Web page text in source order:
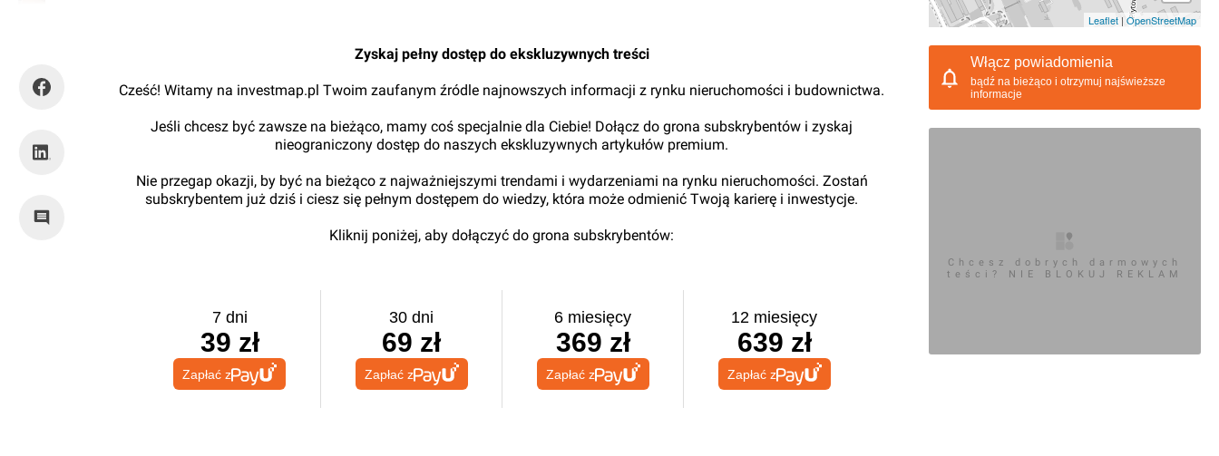
Leaflet | OpenStreetMap
Zyskaj pełny dostęp do ekskluzywnych treści
Cześć! Witamy na investmap.pl Twoim zaufanym źródle najnowszych informacji z rynku nieruchomości i budownictwa.
Jeśli chcesz być zawsze na bieżąco, mamy coś specjalnie dla Ciebie! Dołącz do grona subskrybentów i zyskaj
nieograniczony dostęp do naszych ekskluzywnych artykułów premium.
Nie przegap okazji, by być na bieżąco z najważniejszymi trendami i wydarzeniami na rynku nieruchomości. Zostań
subskrybentem już dziś i ciesz się pełnym dostępem do wiedzy, która może odmienić Twoją karierę i inwestycje.
Kliknij poniżej, aby dołączyć do grona subskrybentów:
7 dni
39 zł
Zapłać z
30 dni
69 zł
Zapłać z
6 miesięcy
369 zł
Zapłać z
12 miesięcy
639 zł
Zapłać z
Włącz powiadomienia
bądź na bieżąco i otrzymuj najświeższe
informacje
Chcesz dobrych darmowych
teści? NIE BLOKUJ REKLAM